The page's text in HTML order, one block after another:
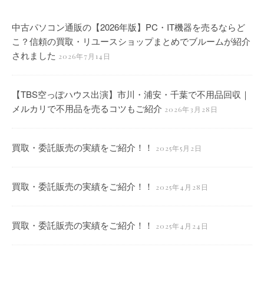
中古パソコン通販の【2026年版】PC・IT機器を売るならど
こ？信頼の買取・リユースショップまとめでブルームが紹介
されました 2026年7月14日
【TBS空っぽハウス出演】市川・浦安・千葉で不用品回収｜
メルカリで不用品を売るコツもご紹介 2026年3月28日
買取・委託販売の実績をご紹介！！ 2025年5月2日
買取・委託販売の実績をご紹介！！ 2025年4月28日
買取・委託販売の実績をご紹介！！ 2025年4月24日